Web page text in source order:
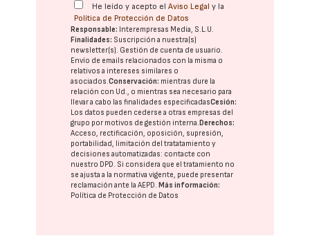
He leído y acepto elAviso Legal y la
Política de Protección de Datos
Responsable: Interempresas Media, S.L.U.
Finalidades: Suscripción a nuestra(s)
newsletter(s). Gestión de cuenta de usuario.
Envío de emails relacionados con la misma o
relativos a intereses similares o
asociados.Conservación: mientras dure la
relación con Ud., o mientras sea necesario para
llevar a cabo las finalidades especificadasCesión:
Los datos pueden cederse a otras empresas del
grupo por motivos de gestión interna.Derechos:
Acceso, rectificación, oposición, supresión,
portabilidad, limitación del tratatamiento y
decisiones automatizadas: contacte con
nuestro DPD. Si considera que el tratamiento no
se ajusta a la normativa vigente, puede presentar
reclamación ante laAEPD.Más información:
Política de Protección de Datos